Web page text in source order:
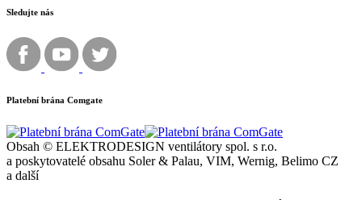
Sledujte nás
Platební brána Comgate
Obsah © ELEKTRODESIGN ventilátory spol. s r.o.
a poskytovatelé obsahu Soler & Palau, VIM, Wernig, Belimo CZ
a další